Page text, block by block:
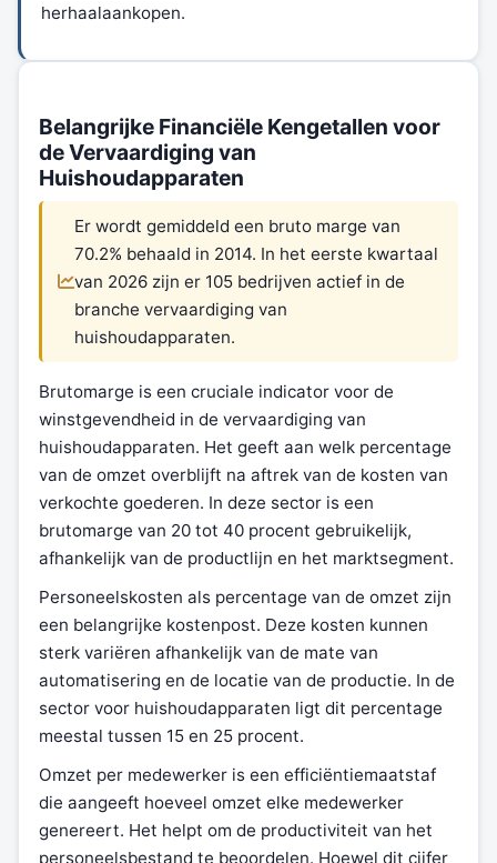
herhaalaankopen.
Belangrijke Financiële Kengetallen voor
de Vervaardiging van
Huishoudapparaten
Er wordt gemiddeld een bruto marge van
70.2% behaald in 2014. In het eerste kwartaal
van 2026 zijn er 105 bedrijven actief in de
branche vervaardiging van
huishoudapparaten.
Brutomarge is een cruciale indicator voor de
winstgevendheid in de vervaardiging van
huishoudapparaten. Het geeft aan welk percentage
van de omzet overblijft na aftrek van de kosten van
verkochte goederen. In deze sector is een
brutomarge van 20 tot 40 procent gebruikelijk,
afhankelijk van de productlijn en het marktsegment.
Personeelskosten als percentage van de omzet zijn
een belangrijke kostenpost. Deze kosten kunnen
sterk variëren afhankelijk van de mate van
automatisering en de locatie van de productie. In de
sector voor huishoudapparaten ligt dit percentage
meestal tussen 15 en 25 procent.
Omzet per medewerker is een efficiëntiemaatstaf
die aangeeft hoeveel omzet elke medewerker
genereert. Het helpt om de productiviteit van het
personeelsbestand te beoordelen. Hoewel dit cijfer